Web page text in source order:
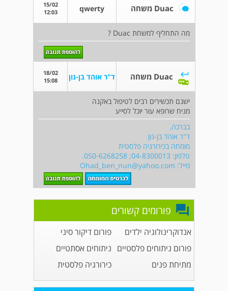
Duac משחה qwerty
15/02
12:03
מה התחליף למשחת Duac ?
Duac משחה ד"ר אוהד בן-נון
18/02
15:08
ישנם תכשירים רבים לטיפול באקנה
מניח שרופא עור יוכל לסייע
בברכה,
ד"ר אוהד בן-נון
מומחה בכירורגיה פלסטית
טלפון: 04-8300013; 050-6268258.
מייל: Ohad_ben_nun@yahoo.com
פורומים קשורים
אנדוקרינולוגיה ילדים
פורום דיקור סיני
פורום ניתוחים פלסטיים ניתוחים אסתטיים
מתיחת פנים
כירורגיה פלסטית